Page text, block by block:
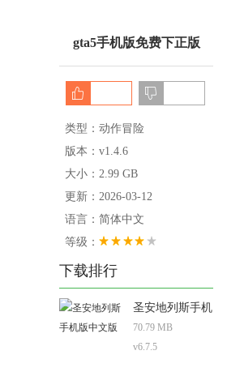
gta5手机版免费下正版
类型：动作冒险
版本：v1.4.6
大小：2.99 GB
更新：2026-03-12
语言：简体中文
等级：
下载排行
圣安地列斯手机
版中文版
70.79 MB
v6.7.5